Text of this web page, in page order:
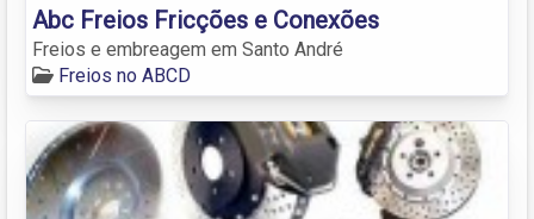
Abc Freios Fricções e Conexões
Freios e embreagem em Santo André
Freios no ABCD